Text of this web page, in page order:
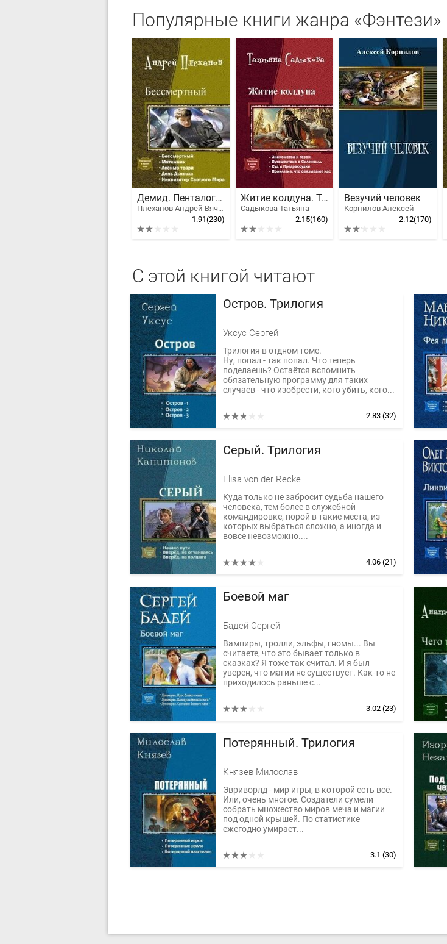
Популярные книги жанра «Фэнтези»
Демид. Пенталогия
Плеханов Андрей Вячеславович
1.91(230)
Житие колдуна. Тетралогия
Садыкова Татьяна
2.15(160)
Везучий человек
Корнилов Алексей
2.12(170)
С этой книгой читают
Остров. Трилогия
Уксус Сергей
Трилогия в отдном томе.
Ну, попал - так попал. Что теперь
поделаешь? Остаётся вспомнить
обязательную программу для таких
случаев - что изобрести, кого убить, кого...
2.83 (32)
Серый. Трилогия
Elisa von der Recke
Куда только не забросит судьба нашего
человека, тем более в служебной
командировке, порой в такие места, из
которых выбраться сложно, а иногда и
вовсе невозможно....
4.06 (21)
Боевой маг
Бадей Сергей
Вампиры, тролли, эльфы, гномы... Вы
считаете, что это бывает только в
сказках? Я тоже так считал. И я был
уверен, что магии не существует. Как-то не
приходилось раньше с...
3.02 (23)
Потерянный. Трилогия
Князев Милослав
Эвриворлд - мир игры, в которой есть всё.
Или, очень многое. Создатели сумели
собрать множество миров меча и магии
под одной крышей. По статистике
ежегодно умирает...
3.1 (30)